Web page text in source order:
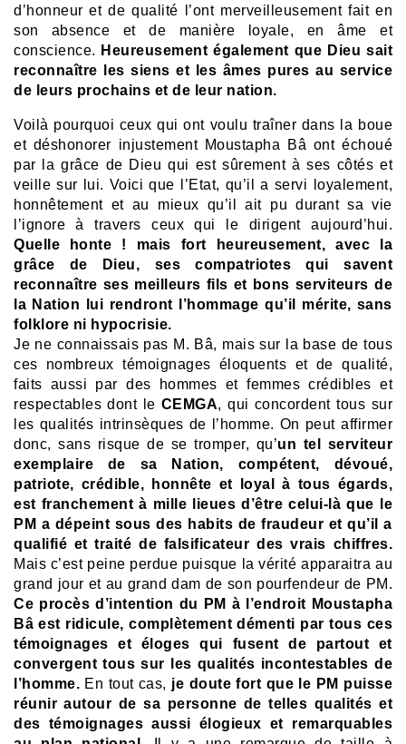
d’honneur et de qualité l’ont merveilleusement fait en
son absence et de manière loyale, en âme et
conscience. Heureusement également que Dieu sait
reconnaître les siens et les âmes pures au service
de leurs prochains et de leur nation.
Voilà pourquoi ceux qui ont voulu traîner dans la boue
et déshonorer injustement Moustapha Bâ ont échoué
par la grâce de Dieu qui est sûrement à ses côtés et
veille sur lui. Voici que l’Etat, qu’il a servi loyalement,
honnêtement et au mieux qu’il ait pu durant sa vie
l’ignore à travers ceux qui le dirigent aujourd’hui.
Quelle honte ! mais fort heureusement, avec la
grâce de Dieu, ses compatriotes qui savent
reconnaître ses meilleurs fils et bons serviteurs de
la Nation lui rendront l’hommage qu’il mérite, sans
folklore ni hypocrisie.
Je ne connaissais pas M. Bâ, mais sur la base de tous
ces nombreux témoignages éloquents et de qualité,
faits aussi par des hommes et femmes crédibles et
respectables dont le CEMGA, qui concordent tous sur
les qualités intrinsèques de l’homme. On peut affirmer
donc, sans risque de se tromper, qu’un tel serviteur
exemplaire de sa Nation, compétent, dévoué,
patriote, crédible, honnête et loyal à tous égards,
est franchement à mille lieues d’être celui-là que le
PM a dépeint sous des habits de fraudeur et qu’il a
qualifié et traité de falsificateur des vrais chiffres.
Mais c’est peine perdue puisque la vérité apparaitra au
grand jour et au grand dam de son pourfendeur de PM.
Ce procès d’intention du PM à l’endroit Moustapha
Bâ est ridicule, complètement démenti par tous ces
témoignages et éloges qui fusent de partout et
convergent tous sur les qualités incontestables de
l’homme. En tout cas, je doute fort que le PM puisse
réunir autour de sa personne de telles qualités et
des témoignages aussi élogieux et remarquables